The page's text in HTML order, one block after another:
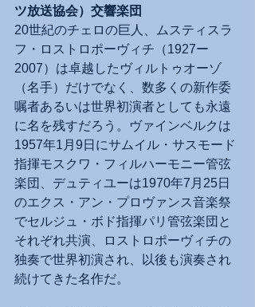
ツ放送協会）交響楽団
20世紀のチェロの巨人、ムスティスラ
フ・ロストロポーヴィチ（1927ー
2007）は卓越したヴィルトゥオーゾ
（名手）だけでなく、数多くの新作委
嘱者あるいは世界初演者としても永遠
に名を残すだろう。ヴァインベルクは
1957年1月9日にサムイル・サスモード
指揮モスクワ・フィルハーモニー管弦
楽団、デュティユーは1970年7月25日
のエクス・アン・プロヴァンス音楽祭
でセルジュ・ボド指揮パリ管弦楽団と
それぞれ共演、ロストロポーヴィチの
独奏で世界初演され、以後も演奏され
続けてきた名作だ。